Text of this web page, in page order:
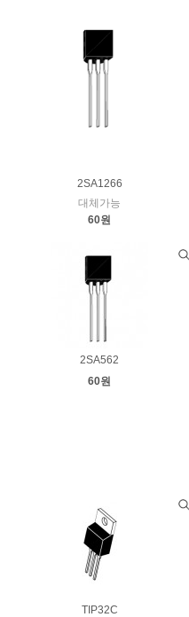
2SA1266
대체가능
60원
2SA562
60원
TIP32C